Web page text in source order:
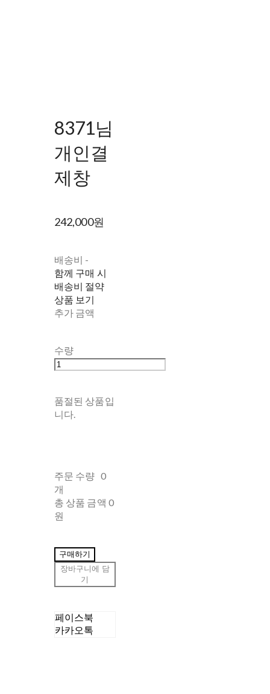
8371님
개인결
제창
242,000원
배송비 -
함께 구매 시
배송비 절약
상품 보기
추가 금액
수량
품절된 상품입
니다.
주문 수량 0
개
총 상품 금액 0
원
구매하기
장바구니에 담
기
페이스북
카카오톡